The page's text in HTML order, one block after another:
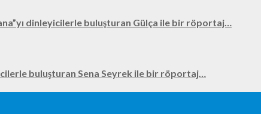
dinleyicilerle buluşturan Gülça ile bir röportaj…
buluşturan Sena Seyrek ile bir röportaj…